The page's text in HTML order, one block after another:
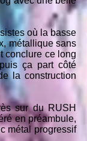
où la basse
métallique sans
conclure ce long
ça part côté
la construction
sur du RUSH
en préambule,
métal progressif